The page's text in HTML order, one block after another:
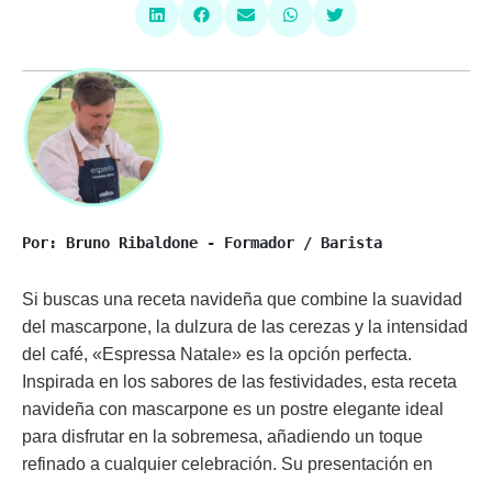
Por: Bruno Ribaldone - Formador / Barista
Si buscas una receta navideña que combine la suavidad
del mascarpone, la dulzura de las cerezas y la intensidad
del café, «Espressa Natale» es la opción perfecta.
Inspirada en los sabores de las festividades, esta receta
navideña con mascarpone es un postre elegante ideal
para disfrutar en la sobremesa, añadiendo un toque
refinado a cualquier celebración. Su presentación en